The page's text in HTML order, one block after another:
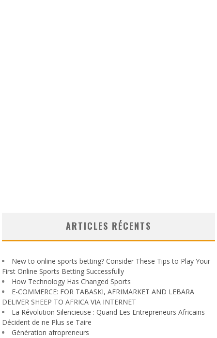
ARTICLES RÉCENTS
New to online sports betting? Consider These Tips to Play Your
First Online Sports Betting Successfully
How Technology Has Changed Sports
E-COMMERCE: FOR TABASKI, AFRIMARKET AND LEBARA
DELIVER SHEEP TO AFRICA VIA INTERNET
La Révolution Silencieuse : Quand Les Entrepreneurs Africains
Décident de ne Plus se Taire
Génération afropreneurs